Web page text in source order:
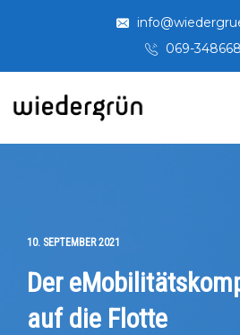
069-
10. SEPTEMBER 2021
Der
auf die Flotte